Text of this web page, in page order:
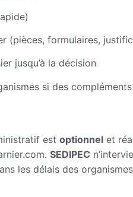
(pièces, formulaires,
jusqu’à la décision
si des
est optionnel et
SEDIPEC
les délais des